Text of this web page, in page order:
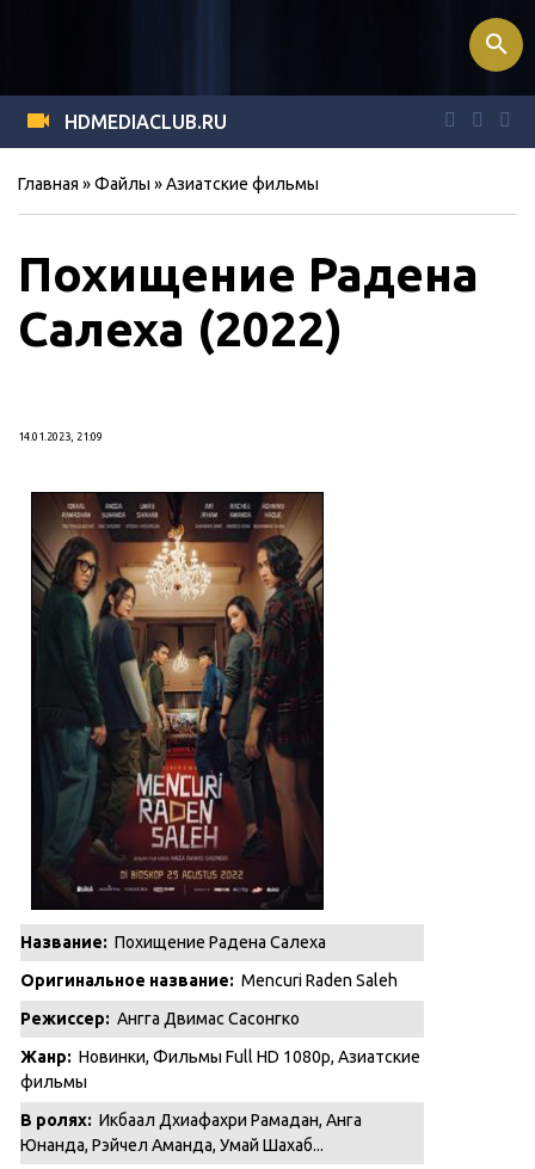
HDMEDIACLUB.RU
search
Главная »Файлы »Азиатские фильмы
Похищение Радена
Салеха (2022)
14.01.2023, 21:09
Название: Похищение Радена Салеха
Оригинальное название: Mencuri Raden Saleh
Режиссер: Ангга Двимас Сасонгко
Жанр: Новинки, Фильмы Full HD 1080p, Азиатские
фильмы
В ролях: Икбаал Дхиафахри Рамадан, Анга
Юнанда, Рэйчел Аманда, Умай Шахаб...